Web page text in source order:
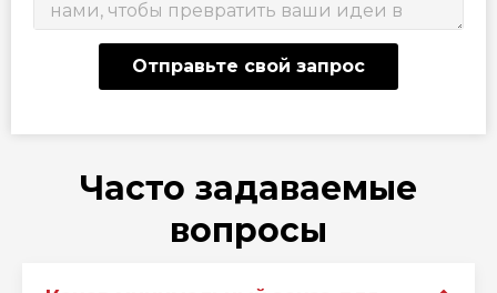
Отправьте свой запрос
Часто задаваемые
вопросы